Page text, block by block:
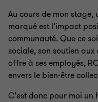
Au cours de mon stage,
marqué est l’impact
communauté. Que ce
sociale, son soutien
offre à ses employés,
envers le bien-être
C’est donc pour moi un